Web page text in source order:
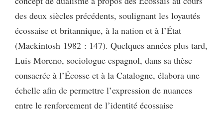
des deux siècles précédents, soulignant les loyautés
écossaise et britannique, à la nation et à l’État
(Mackintosh 1982 : 147). Quelques années plus tard,
Luis Moreno, sociologue espagnol, dans sa thèse
consacrée à l’Écosse et à la Catalogne, élabora une
échelle afin de permettre l’expression de nuances
entre le renforcement de l’identité écossaise